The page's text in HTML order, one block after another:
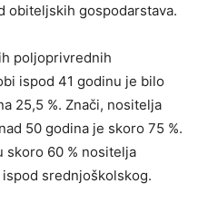
obiteljskih gospodarstava.
poljoprivrednih
ispod 41 godinu je bilo
25,5 %. Znači, nositelja
50 godina je skoro 75 %.
skoro 60 % nositelja
srednjoškolskog.